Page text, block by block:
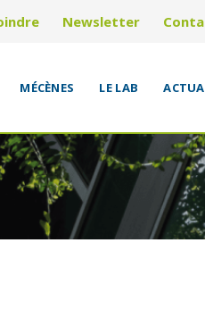
Newsletter
MÉCÈNES LE LAB